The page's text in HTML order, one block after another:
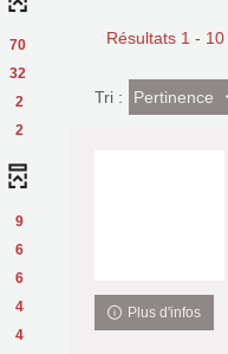
Résultats 1 - 10
Tri :(Effet
imédiat)
Pertinence
Plus d'infos
70
32
2
2
9
6
6
4
4